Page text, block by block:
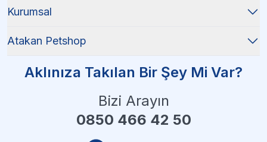
Kurumsal
Atakan Petshop
Aklınıza Takılan Bir Şey Mi Var?
Bizi Arayın
0850 466 42 50